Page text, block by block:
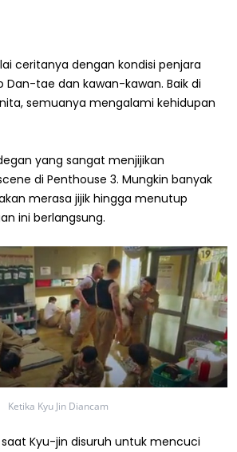
ceritanya dengan kondisi penjara
Dan-tae dan kawan-kawan. Baik di
semuanya mengalami kehidupan
yang sangat menjijikan
di Penthouse 3. Mungkin banyak
merasa jijik hingga menutup
ini berlangsung.
Ketika Kyu Jin Diancam
Kyu-jin disuruh untuk mencuci